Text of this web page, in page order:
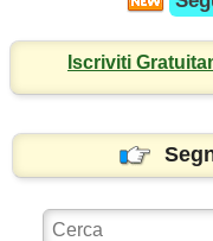
Iscriviti